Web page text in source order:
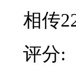
相传
评分: